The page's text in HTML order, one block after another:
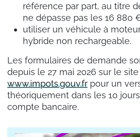
référence par part, au titre
ne dépasse pas les 16 880
utiliser un véhicule à
hybride non rechargeable.
Les formulaires de demande
depuis le 27 mai 2026 sur le site
www.impots.gouv.fr pour un
théoriquement dans les 10
compte bancaire.